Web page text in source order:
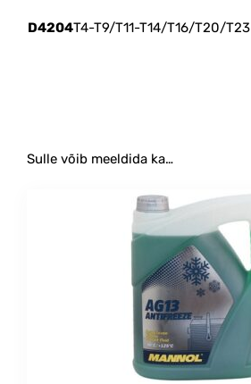
D4204T4-T9/T11-T14/T16/T20/T23
Sulle võib meeldida ka…